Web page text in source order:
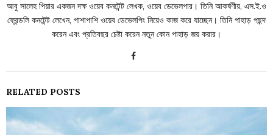
আবু সালেহ পিয়ার একজন দক্ষ ওয়েব কনটেন্ট লেখক, ওয়েব ডেভেলপার। তিনি আকর্ষণীয়, এস.ই.ও
ফ্রেন্ডলি কনটেন্ট লেখেন, পাশাপাশি ওয়েব ডেভেলপিং নিয়েও কাজ করে যাচ্ছেন। তিনি পাহাড় পছন্দ
করেন এবং প্রতিবছর চেষ্টা করেন নতুন কোন পাহাড় জয় করার।
RELATED POSTS